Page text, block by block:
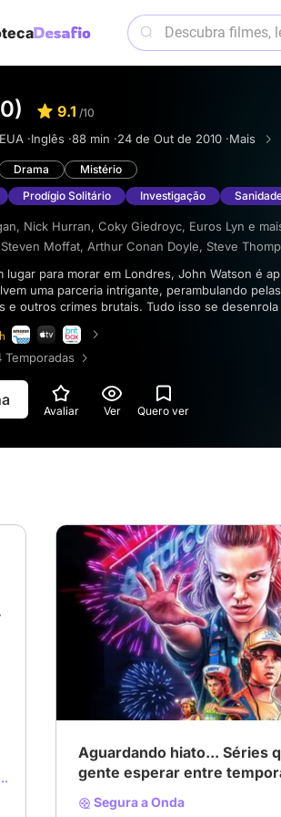
9.1 /10
·Inglês ·88 min ·24 de Out de 2010 ·Mais
Drama
Mistério
Prodígio Solitário Investigação
, Nick Hurran, Coky Giedroyc, Euros Lyn e
Steven Moffat, Arthur Conan Doyle, Steve
uma parceria intrigante, perambulando
e outros crimes brutais. Tudo isso se
aventuras clássicas.
Temporadas
Avaliar Ver Quero ver
# Aventura # Comédia # Crime
Aguardando hiato... Séries
gente esperar entre
Segura a Onda